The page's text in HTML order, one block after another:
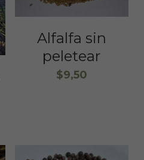
Alfalfa sin
peletear
$9,50